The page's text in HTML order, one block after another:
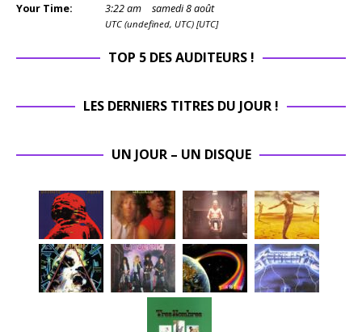
Your Time: 3:22am samedi 8 août
UTC (undefined, UTC) [UTC]
TOP 5 DES AUDITEURS !
LES DERNIERS TITRES DU JOUR !
UN JOUR – UN DISQUE